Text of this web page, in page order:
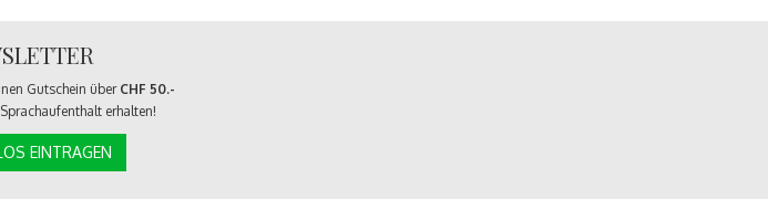
Gutschein über CHF 50.-
erhalten!
EINTRAGEN